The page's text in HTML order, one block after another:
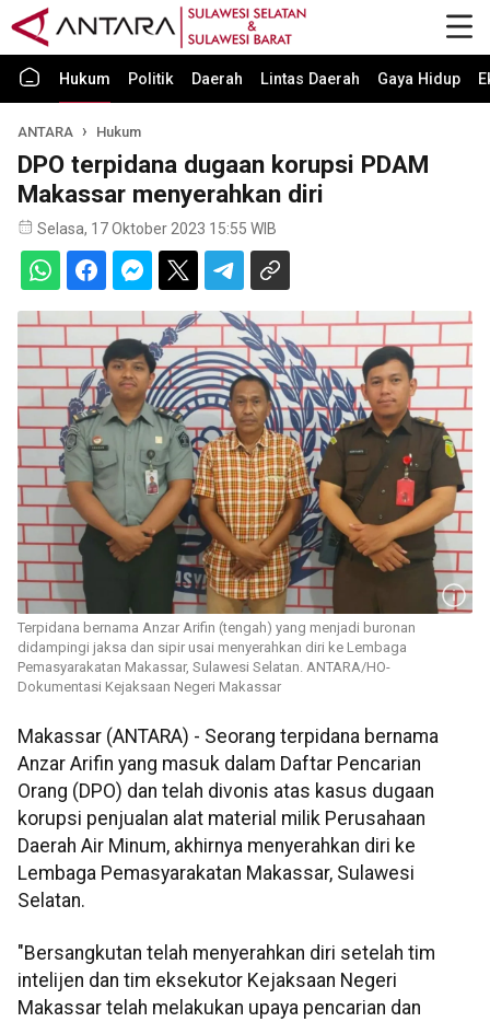
Hukum Politik Daerah Lintas Daerah Gaya Hidup
ANTARA Hukum
DPO terpidana dugaan korupsi PDAM
Makassar menyerahkan diri
Selasa, 17 Oktober 2023 15:55 WIB
Terpidana bernama Anzar Arifin (tengah) yang menjadi buronan
didampingi jaksa dan sipir usai menyerahkan diri ke Lembaga
Pemasyarakatan Makassar, Sulawesi Selatan. ANTARA/HO-
Dokumentasi Kejaksaan Negeri Makassar
Makassar (ANTARA) - Seorang terpidana bernama
Anzar Arifin yang masuk dalam Daftar Pencarian
Orang (DPO) dan telah divonis atas kasus dugaan
korupsi penjualan alat material milik Perusahaan
Daerah Air Minum, akhirnya menyerahkan diri ke
Lembaga Pemasyarakatan Makassar, Sulawesi
Selatan.
"Bersangkutan telah menyerahkan diri setelah tim
intelijen dan tim eksekutor Kejaksaan Negeri
Makassar telah melakukan upaya pencarian dan